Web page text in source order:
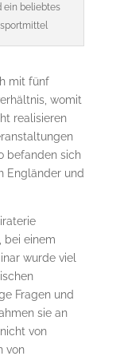
ein beliebtes
mit fünf
womit
realisieren
befanden sich
Engländer und
bei einem
wurde viel
Fragen und
sie an
von
von